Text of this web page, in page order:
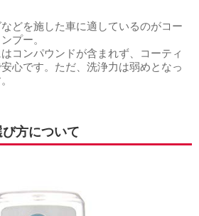
どを施した車に適しているのがコー
プー。
コンパウンドが含まれず、コーティ
心です。ただ、洗浄力は弱めとなっ
方について